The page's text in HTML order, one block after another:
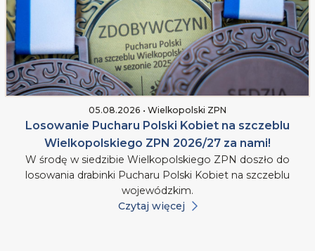
05.08.2026 • Wielkopolski ZPN
Losowanie Pucharu Polski Kobiet na szczeblu
Wielkopolskiego ZPN 2026/27 za nami!
W środę w siedzibie Wielkopolskiego ZPN doszło do
losowania drabinki Pucharu Polski Kobiet na szczeblu
wojewódzkim.
Czytaj więcej